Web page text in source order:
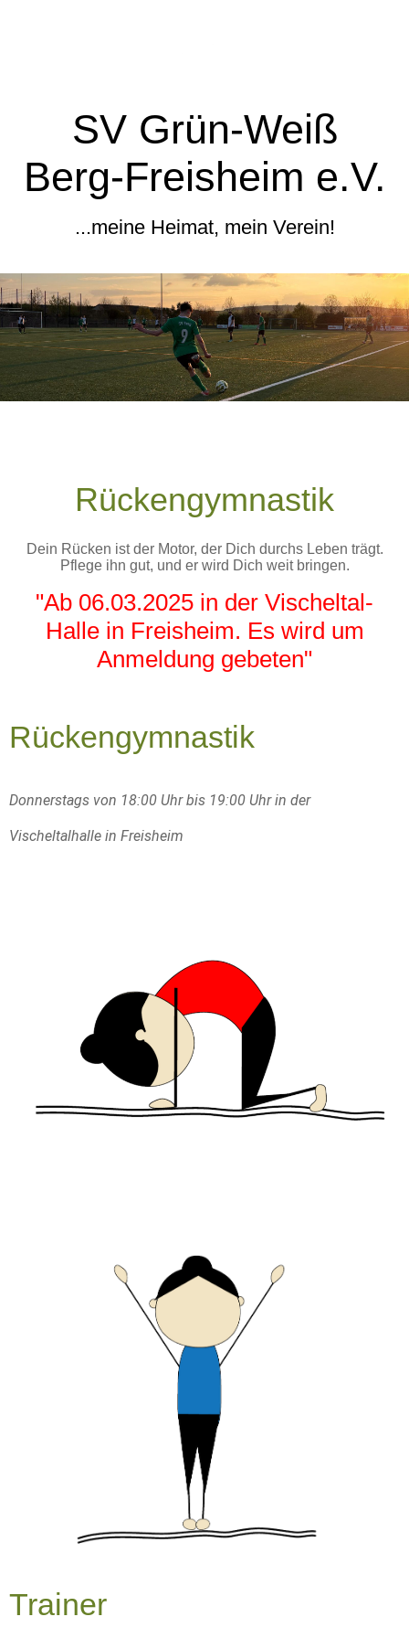
SV Grün-Weiß
Berg-Freisheim e.V.
...meine Heimat, mein Verein!
Rückengymnastik
Dein Rücken ist der Motor, der Dich durchs Leben trägt.
Pflege ihn gut, und er wird Dich weit bringen.
"Ab 06.03.2025 in der Vischeltal-
Halle in Freisheim. Es wird um
Anmeldung gebeten"
Rückengymnastik
Donnerstags von 18:00 Uhr bis 19:00 Uhrin der
Vischeltalhalle in Freisheim
Trainer